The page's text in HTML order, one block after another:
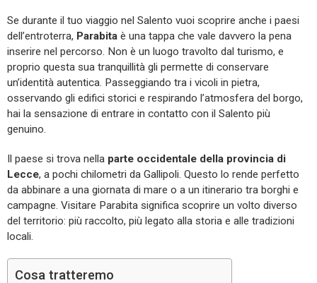
Se durante il tuo viaggio nel Salento vuoi scoprire anche i paesi
dell’entroterra, Parabita è una tappa che vale davvero la pena
inserire nel percorso. Non è un luogo travolto dal turismo, e
proprio questa sua tranquillità gli permette di conservare
un’identità autentica. Passeggiando tra i vicoli in pietra,
osservando gli edifici storici e respirando l’atmosfera del borgo,
hai la sensazione di entrare in contatto con il Salento più
genuino.
Il paese si trova nella parte occidentale della provincia di
Lecce, a pochi chilometri da Gallipoli. Questo lo rende perfetto
da abbinare a una giornata di mare o a un itinerario tra borghi e
campagne. Visitare Parabita significa scoprire un volto diverso
del territorio: più raccolto, più legato alla storia e alle tradizioni
locali.
Cosa tratteremo